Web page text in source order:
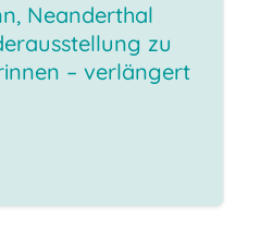
Neanderthal
zu
– verlängert